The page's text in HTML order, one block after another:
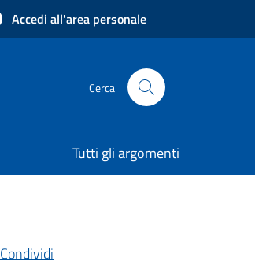
Accedi all'area personale
Cerca
Tutti gli argomenti
Condividi